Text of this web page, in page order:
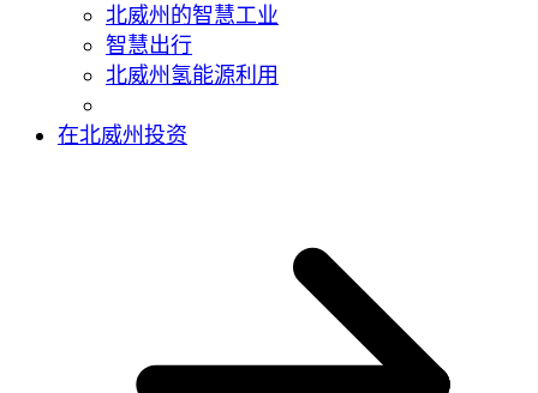
北威州的智慧工业
智慧出行
北威州氢能源利用
在北威州投资